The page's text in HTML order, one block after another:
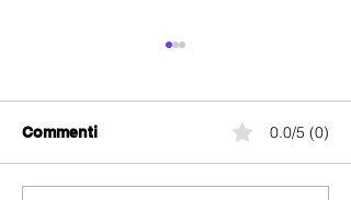
yallo Smart Europe
Commenti 0.0/5 (0)